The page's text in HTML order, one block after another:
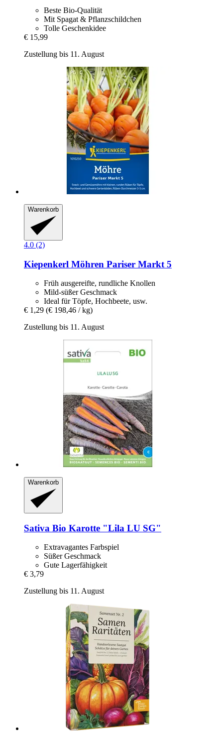
Beste Bio-Qualität
Mit Spagat & Pflanzschildchen
Tolle Geschenkidee
€ 15,99
Zustellung bis 11. August
Warenkorb
4.0 (2)
Kiepenkerl Möhren Pariser Markt 5
Früh ausgereifte, rundliche Knollen
Mild-süßer Geschmack
Ideal für Töpfe, Hochbeete, usw.
€ 1,29 (€ 198,46 / kg)
Zustellung bis 11. August
Warenkorb
Sativa Bio Karotte "Lila LU SG"
Extravagantes Farbspiel
Süßer Geschmack
Gute Lagerfähigkeit
€ 3,79
Zustellung bis 11. August